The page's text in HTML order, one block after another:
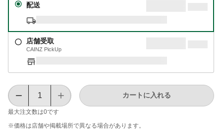
配送
店舗受取
CAINZ PickUp
最大注文数は0です
カートに入れる
※価格は​店舗や​掲載場所で​異なる​場合が​あります。